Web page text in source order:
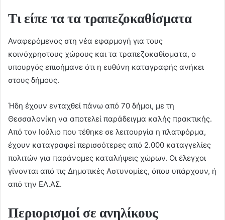
Τι είπε τα τα τραπεζοκαθίσματα
Αναφερόμενος στη νέα εφαρμογή για τους
κοινόχρηστους χώρους και τα τραπεζοκαθίσματα, ο
υπουργός επισήμανε ότι η ευθύνη καταγραφής ανήκει
στους δήμους.
Ήδη έχουν ενταχθεί πάνω από 70 δήμοι, με τη
Θεσσαλονίκη να αποτελεί παράδειγμα καλής πρακτικής.
Από τον Ιούλιο που τέθηκε σε λειτουργία η πλατφόρμα,
έχουν καταγραφεί περισσότερες από 2.000 καταγγελίες
πολιτών για παράνομες καταλήψεις χώρων. Οι έλεγχοι
γίνονται από τις Δημοτικές Αστυνομίες, όπου υπάρχουν, ή
από την ΕΛ.ΑΣ.
Περιορισμοί σε ανηλίκους